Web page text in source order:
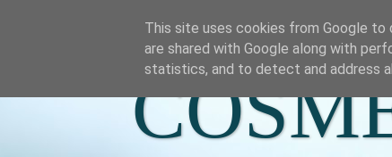
This site uses cookies from Google to
are shared with Google along with
statistics, and to detect and address